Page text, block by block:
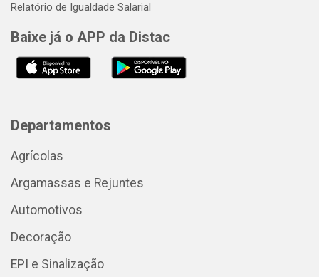
Relatório de Igualdade Salarial
Baixe já o APP da Distac
Departamentos
Agrícolas
Argamassas e Rejuntes
Automotivos
Decoração
EPI e Sinalização